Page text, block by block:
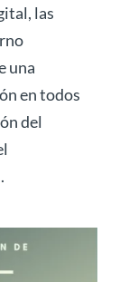
las
una
en todos
del